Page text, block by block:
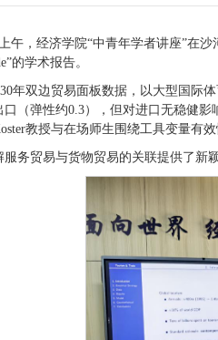
午，经济学院“中青年学者讲座”在
的学术报告。
年双边贸易面板数据，以大型国际
口（弹性约0.3），但对进口无稳健
教授与在场师生围绕工具变量有
务贸易与货物贸易的关联提供了新